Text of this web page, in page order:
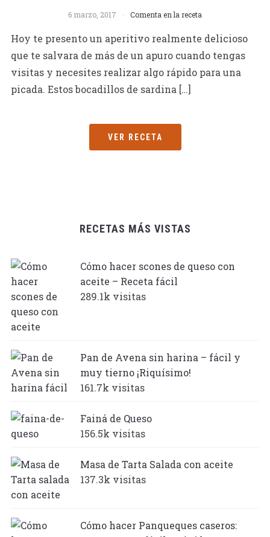
6 marzo, 2017 Comenta en la receta
Hoy te presento un aperitivo realmente delicioso
que te salvara de más de un apuro cuando tengas
visitas y necesites realizar algo rápido para una
picada. Estos bocadillos de sardina […]
VER RECETA
RECETAS MÁS VISTAS
Cómo hacer scones de queso con
aceite – Receta fácil
289.1k visitas
Pan de Avena sin harina – fácil y
muy tierno ¡Riquísimo!
161.7k visitas
Fainá de Queso
156.5k visitas
Masa de Tarta Salada con aceite
137.3k visitas
Cómo hacer Panqueques caseros: